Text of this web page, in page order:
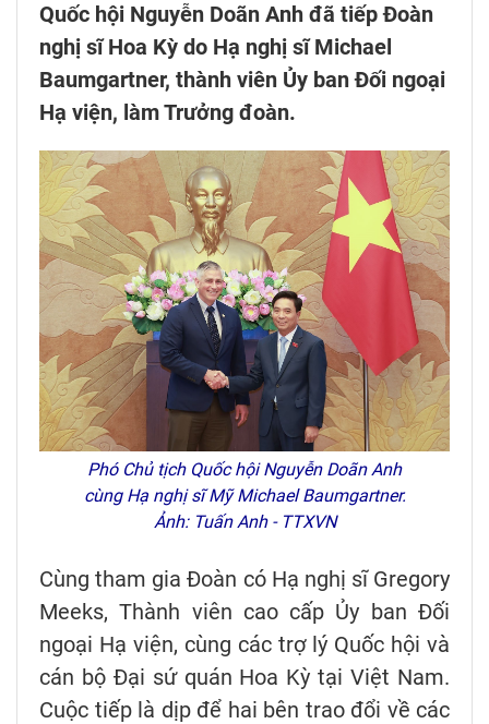
Quốc hội Nguyễn Doãn Anh đã tiếp Đoàn
nghị sĩ Hoa Kỳ do Hạ nghị sĩ Michael
Baumgartner, thành viên Ủy ban Đối ngoại
Hạ viện, làm Trưởng đoàn.
Phó Chủ tịch Quốc hội Nguyễn Doãn Anh
cùng Hạ nghị sĩ Mỹ Michael Baumgartner.
Ảnh: Tuấn Anh - TTXVN
Cùng tham gia Đoàn có Hạ nghị sĩ Gregory
Meeks, Thành viên cao cấp Ủy ban Đối
ngoại Hạ viện, cùng các trợ lý Quốc hội và
cán bộ Đại sứ quán Hoa Kỳ tại Việt Nam.
Cuộc tiếp là dịp để hai bên trao đổi về các